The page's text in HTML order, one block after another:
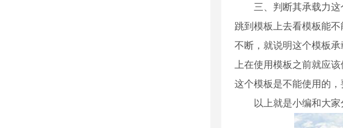
三、判断其承载力
跳到模板上去看模板能
不断，就说明这个模板
上在使用模板之前就应
这个模板是不能使用的，
以上就是小编和大家